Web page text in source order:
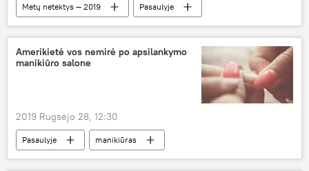
Metų netektys — 2019
Pasaulyje
mirtis
Rusija režisierius
Amerikietė vos nemirė po apsilankymo
manikiūro salone
2019 Rugsėjo 28, 12:30
Pasaulyje
manikiūras
infekcinės ligos